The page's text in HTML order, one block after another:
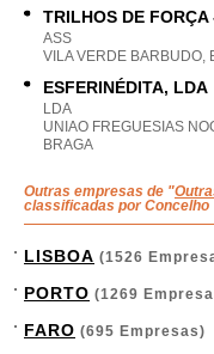
TRILHOS DE FORÇA
ASS
VILA VERDE BARBUDO,
ESFERINÉDITA, LDA
LDA
UNIAO FREGUESIAS
BRAGA
Outras empresas de "
classificadas por Concelho
LISBOA (1526
PORTO (1269
FARO (695 Empresas)